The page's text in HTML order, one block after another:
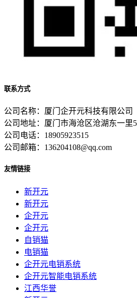
联系方式
公司名称：厦门企开元科技有限公司
公司地址：厦门市海沧区沧湖东一里
公司电话：18905923515
公司邮箱：136204108@qq.com
友情链接
新开元
新开元
企开元
企开元
自销猫
电销猫
企开元电销系统
企开元智能电销系统
江西华誉